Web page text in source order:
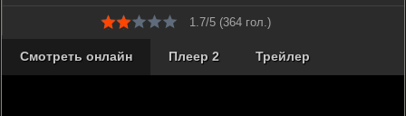
1.7/5 (364гол.)
Смотреть онлайн Плеер 2 Трейлер